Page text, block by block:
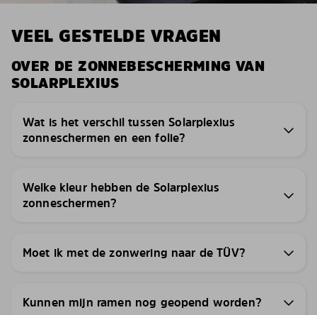
VEEL GESTELDE VRAGEN
OVER DE ZONNEBESCHERMING VAN
SOLARPLEXIUS
Wat is het verschil tussen Solarplexius
zonneschermen en een folie?
Welke kleur hebben de Solarplexius
zonneschermen?
Moet ik met de zonwering naar de TÜV?
Kunnen mijn ramen nog geopend worden?